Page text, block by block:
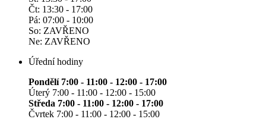
Čt: 13:30 - 17:00
Pá: 07:00 - 10:00
So: ZAVŘENO
Ne: ZAVŘENO
Úřední hodiny
Pondělí 7:00 - 11:00 - 12:00 - 17:00
Úterý 7:00 - 11:00 - 12:00 - 15:00
Středa 7:00 - 11:00 - 12:00 - 17:00
Čvrtek 7:00 - 11:00 - 12:00 - 15:00